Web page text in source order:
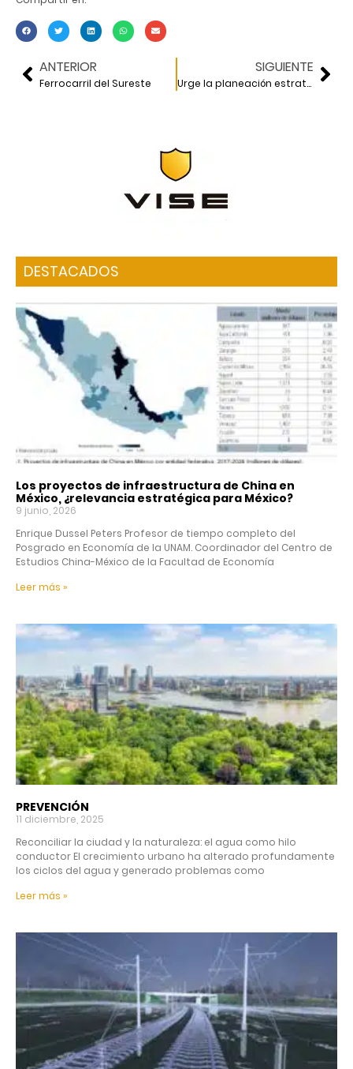
ANTERIOR
Ferrocarril del Sureste
SIGUIENTE
Urge la planeación estratégica
DESTACADOS
Los proyectos de infraestructura de China en
México, ¿relevancia estratégica para México?
9 junio, 2026
Enrique Dussel Peters Profesor de tiempo completo del
Posgrado en Economía de la UNAM. Coordinador del Centro de
Estudios China-México de la Facultad de Economía
Leer más »
PREVENCIÓN
11 diciembre, 2025
Reconciliar la ciudad y la naturaleza: el agua como hilo
conductor El crecimiento urbano ha alterado profundamente
los ciclos del agua y generado problemas como
Leer más »